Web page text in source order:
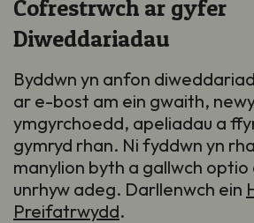
Cofrestrwch ar gyfer
Diweddariadau
Byddwn yn anfon
ar e-bost am ein gwaith,
ymgyrchoedd, apeliadau a
gymryd rhan. Ni fyddwn yn
manylion byth a gallwch optio
unrhyw adeg. Darllenwch ein
Preifatrwydd.